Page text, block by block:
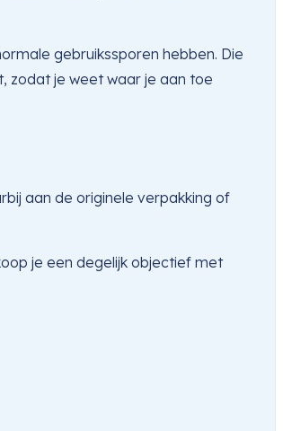
gebruikssporen hebben. Die
zodat je weet waar je aan toe
aan de originele verpakking of
je een degelijk objectief met